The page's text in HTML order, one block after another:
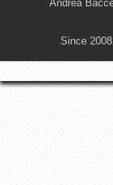
Andrea
Since